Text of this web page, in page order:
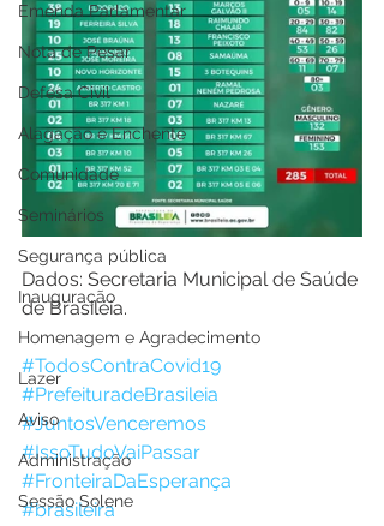
Emenda Parlamentar
Nota de Pesar
Defesa Civil
Alagação e Enchente
Comunidade
Seminários
Segurança pública
Inauguração
Homenagem e Agradecimento
Lazer
Aviso
Administração
Sessão Solene
Dados: Secretaria Municipal de Saúde
de Brasiléia.
#TodosContraCovid19
#PrefeituradeBrasileia
#JuntosVenceremos
#IssoTudoVaiPassar
#FronteiraDaEsperança
#brasileira